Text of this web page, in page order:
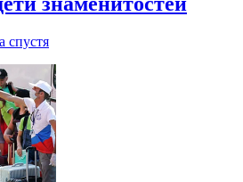
спустя